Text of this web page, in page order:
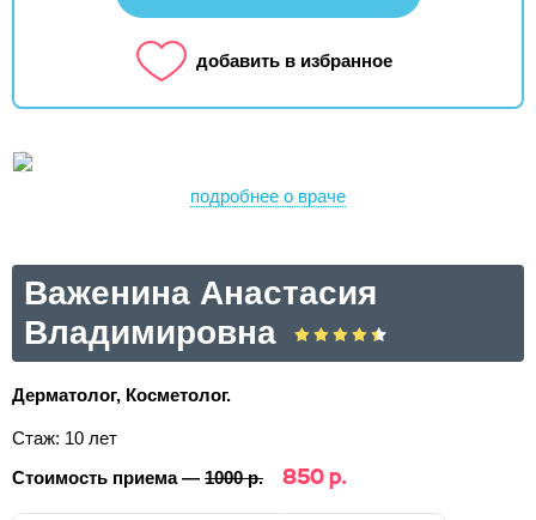
добавить в избранное
подробнее о враче
Важенина Анастасия
Владимировна
Дерматолог, Косметолог.
Стаж: 10 лет
Стоимость приема — 1000 р. 850 р.